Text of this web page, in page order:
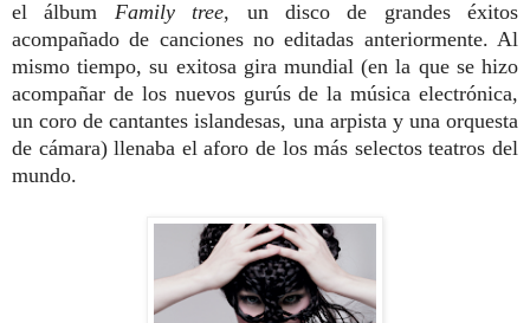
el álbum Family tree, un disco de grandes éxitos
acompañado de canciones no editadas anteriormente. Al
mismo tiempo, su exitosa gira mundial (en la que se hizo
acompañar de los nuevos gurús de la música electrónica,
un coro de cantantes islandesas, una arpista y una orquesta
de cámara) llenaba el aforo de los más selectos teatros del
mundo.